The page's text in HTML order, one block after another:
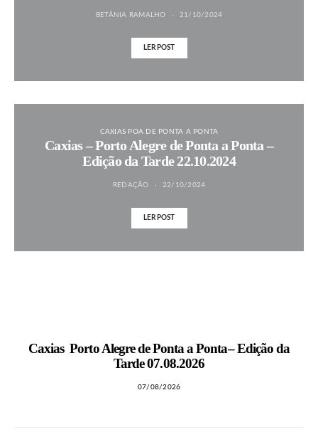
BETÂNIA RAMALHO 21/10/2024
LER POST
CAXIAS POA DE PONTA A PONTA
Caxias – Porto Alegre de Ponta a Ponta –
Edição da Tarde 22.10.2024
REDAÇÃO 22/10/2024
LER POST
Caxias Porto Alegre de Ponta a Ponta– Edição da
Tarde 07.08.2026
07/08/2026